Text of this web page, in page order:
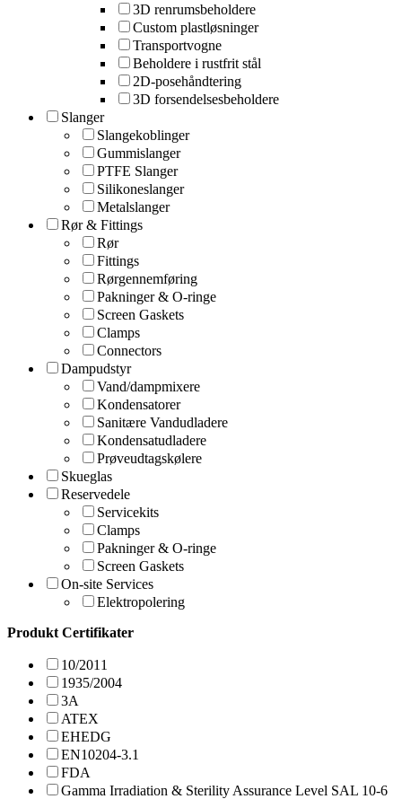
3D renrumsbeholdere
Custom plastløsninger
Transportvogne
Beholdere i rustfrit stål
2D-posehåndtering
3D forsendelsesbeholdere
Slanger
Slangekoblinger
Gummislanger
PTFE Slanger
Silikoneslanger
Metalslanger
Rør & Fittings
Rør
Fittings
Rørgennemføring
Pakninger & O-ringe
Screen Gaskets
Clamps
Connectors
Dampudstyr
Vand/dampmixere
Kondensatorer
Sanitære Vandudladere
Kondensatudladere
Prøveudtagskølere
Skueglas
Reservedele
Servicekits
Clamps
Pakninger & O-ringe
Screen Gaskets
On-site Services
Elektropolering
Produkt Certifikater
10/2011
1935/2004
3A
ATEX
EHEDG
EN10204-3.1
FDA
Gamma Irradiation & Sterility Assurance Level SAL 10-6